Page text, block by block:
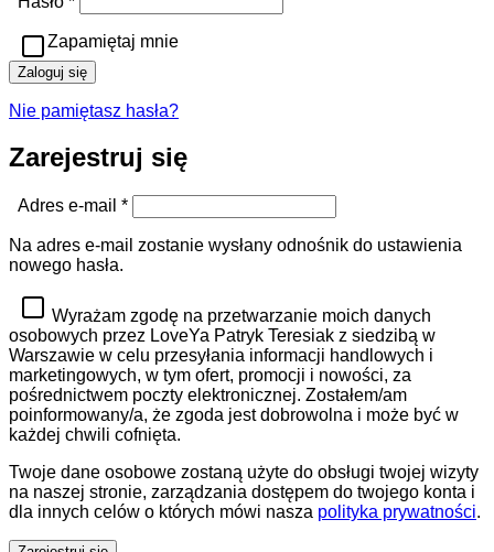
Zapamiętaj mnie
Zaloguj się
Nie pamiętasz hasła?
Zarejestruj się
Adres e-mail *Wymagane
Na adres e-mail zostanie wysłany odnośnik do ustawienia
nowego hasła.
Wyrażam zgodę na przetwarzanie moich danych
osobowych przez LoveYa Patryk Teresiak z siedzibą w
Warszawie w celu przesyłania informacji handlowych i
marketingowych, w tym ofert, promocji i nowości, za
pośrednictwem poczty elektronicznej. Zostałem/am
poinformowany/a, że zgoda jest dobrowolna i może być w
każdej chwili cofnięta.
Twoje dane osobowe zostaną użyte do obsługi twojej wizyty
na naszej stronie, zarządzania dostępem do twojego konta i
dla innych celów o których mówi nasza polityka prywatności.